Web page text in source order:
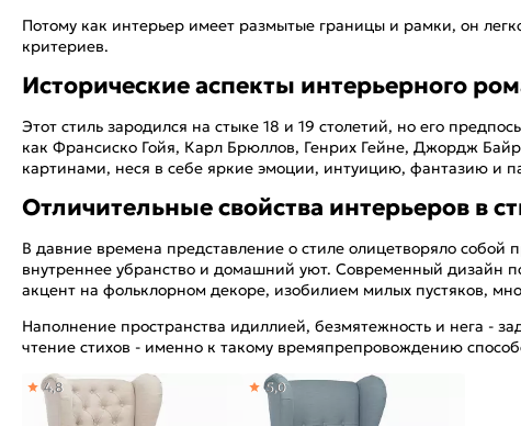
Потому как интерьер имеет размытые границы и рамки, он
критериев.
Исторические аспекты интерьерного
Этот стиль зародился на стыке 18 и 19 столетий, но его
как Франсиско Гойя, Карл Брюллов, Генрих Гейне, Джордж
картинами, неся в себе яркие эмоции, интуицию, фантазию и
Отличительные свойства интерьеров в
В давние времена представление о стиле олицетворяло собой
внутреннее убранство и домашний уют. Современный дизайн
акцент на фольклорном декоре, изобилием милых пустяков,
Наполнение пространства идиллией, безмятежность и нега -
чтение стихов - именно к такому времяпрепровождению
4,8 5,0